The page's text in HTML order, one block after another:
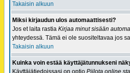
Takaisin alkuun
Miksi kirjaudun ulos automaattisesti?
Jos et laita rastia Kirjaa minut sisään
yhteydessä. Tämä ei ole suositeltavaa jos
Takaisin alkuun
Kuinka voin estää käyttäjätunnukseni
Käyttäjätiedoissasi on optio Piilota online